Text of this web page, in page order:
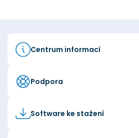
Centrum informací
Podpora
Software ke stažení